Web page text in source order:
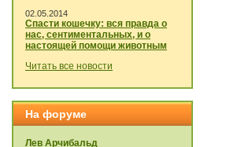
02.05.2014
Спасти кошечку: вся правда о
нас, сентиментальных, и о
настоящей помощи животным
Читать все новости
На форуме
Лев Арчибальд